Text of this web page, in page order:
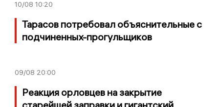
10/08 10:20
Тарасов потребовал объяснительные с
подчиненных-прогульщиков
09/08 20:00
Реакция орловцев на закрытие